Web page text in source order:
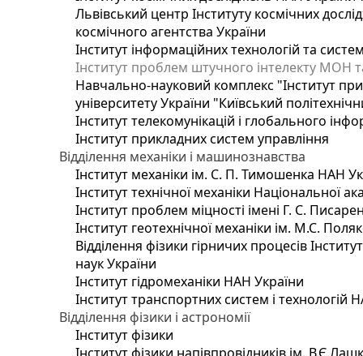
Львівський центр Інституту космічних
космічного агентства України
Інститут інформаційних технологій та
Інститут проблем штучного інтелекту МОН
Навчально-науковий комплекс "Інститут
університету України "Київський
Інститут телекомунікацій і глобального
Інститут прикладних систем управління
Відділення механіки і машинознавства
Інститут механіки ім. С. П. Тимошенка НАН
Інститут технічної механіки Національної
Інститут проблем міцності імені Г. С.
Інститут геотехнічної механіки ім. М.С.
Відділення фізики гірничих процесів
наук України
Інститут гідромеханіки НАН України
Інститут транспортних систем і технологій
Відділення фізики і астрономії
Інститут фізики